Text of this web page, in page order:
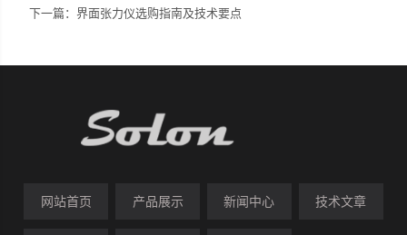
下一篇：界面张力仪选购指南及技术要点
网站首页 产品展示 新闻中心 技术文章